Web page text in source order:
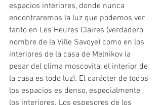
espacios interiores, donde nunca
encontraremos la luz que podemos ver
tanto en Les Heures Claires (verdadero
nombre de la Ville Savoye) como en los
interiores de la casa de Melnikov (a
pesar del clima moscovita, el interior de
la casa es todo luz). El carácter de todos
los espacios es denso, especialmente
los interiores. Los espesores de los